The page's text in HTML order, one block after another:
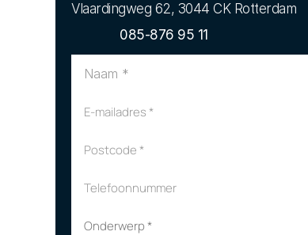
Vlaardingweg 62, 3044 CK Rotterdam
085-876 95 11